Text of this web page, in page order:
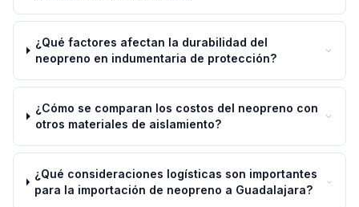
¿Qué factores afectan la durabilidad del
neopreno en indumentaria de protección?
¿Cómo se comparan los costos del neopreno con
otros materiales de aislamiento?
¿Qué consideraciones logísticas son importantes
para la importación de neopreno a Guadalajara?